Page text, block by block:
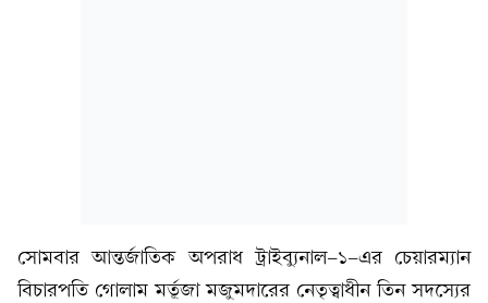
সোমবার আন্তর্জাতিক অপরাধ ট্রাইব্যুনাল-১-এর চেয়ারম্যান
বিচারপতি গোলাম মর্তূজা মজুমদারের নেতৃত্বাধীন তিন সদস্যের